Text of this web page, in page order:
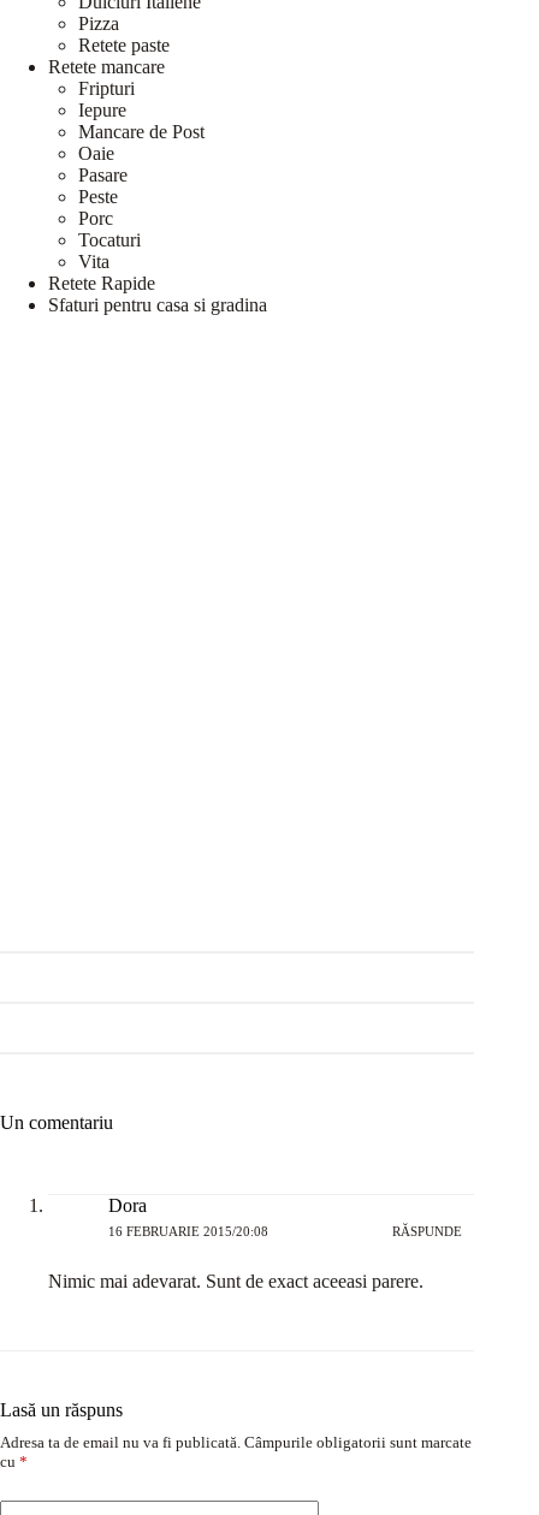
Pizza
Retete paste
Retete mancare
Fripturi
Iepure
Mancare de Post
Oaie
Pasare
Peste
Porc
Tocaturi
Vita
Retete Rapide
Sfaturi pentru casa si gradina
Un comentariu
Dora
16 FEBRUARIE 2015/20:08 RĂSPUNDE
Nimic mai adevarat. Sunt de exact aceeasi parere.
Lasă un răspuns
Adresa ta de email nu va fi publicată. Câmpurile obligatorii sunt marcate
cu *